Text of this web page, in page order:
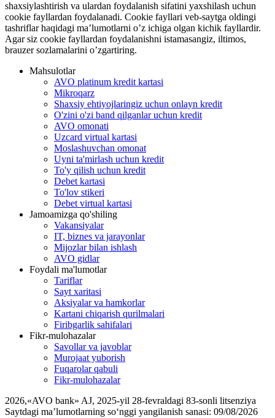
shaxsiylashtirish va ulardan foydalanish sifatini yaxshilash uchun
cookie fayllardan foydalanadi. Cookie fayllari veb-saytga oldingi
tashriflar haqidagi ma’lumotlarni o’z ichiga olgan kichik fayllardir.
Agar siz cookie fayllardan foydalanishni istamasangiz, iltimos,
brauzer sozlamalarini o’zgartiring.
Mahsulotlar
AVO platinum kredit kartasi
Mikroqarz
Shaxsiy ehtiyojlaringiz uchun onlayn kredit
O'zini o'zi band qilganlar uchun kredit
AVO omonati
Uzcard virtual kartasi
Moslashuvchan omonat
Uyni ta'mirlash uchun kredit
To'y qilish uchun kredit
Debet kartasi
To'lov stikeri
Debet virtual kartasi
Jamoamizga qo'shiling
Vakansiyalar
IT, biznes va jarayonlar
Mijozlar bilan ishlash
AVO gidlar
Foydali ma'lumotlar
Tariflar
Sayt xaritasi
Aksiyalar va hamkorlar
Kartani chiqarish qurilmalari
Firibgarlik sahifalari
Fikr-mulohazalar
Savollar va javoblar
Murojaat yuborish
Fuqarolar qabuli
Fikr-mulohazalar
2026,«AVO bank» AJ, 2025-yil 28-fevraldagi 83-sonli litsenziya
Saytdagi ma’lumotlarning so‘nggi yangilanish sanasi: 09/08/2026